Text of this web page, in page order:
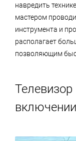
навредить
мастером
инструмента и
располагает
позволяющим
включении